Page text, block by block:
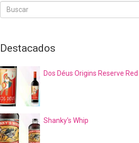
Buscar
Buscar
Destacados
Dos Déus Origins Reserve
Shanky's Whip